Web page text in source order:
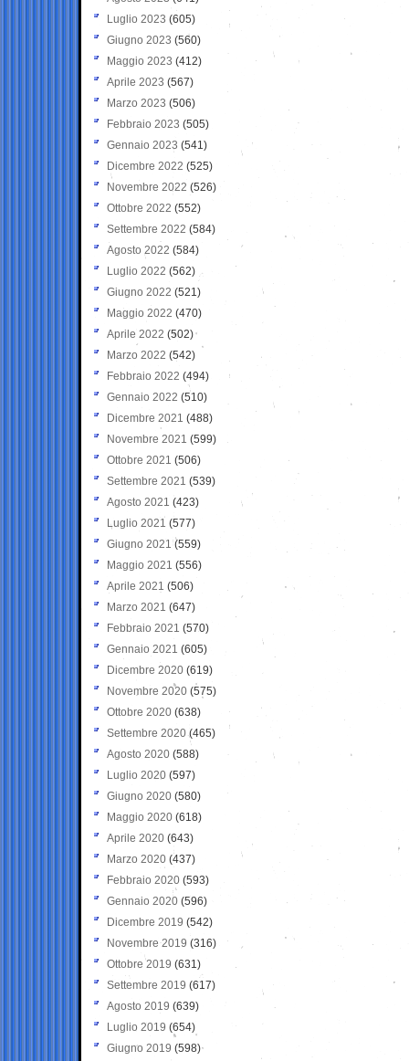
Luglio 2023 (605)
Giugno 2023 (560)
Maggio 2023 (412)
Aprile 2023 (567)
Marzo 2023 (506)
Febbraio 2023 (505)
Gennaio 2023 (541)
Dicembre 2022 (525)
Novembre 2022 (526)
Ottobre 2022 (552)
Settembre 2022 (584)
Agosto 2022 (584)
Luglio 2022 (562)
Giugno 2022 (521)
Maggio 2022 (470)
Aprile 2022 (502)
Marzo 2022 (542)
Febbraio 2022 (494)
Gennaio 2022 (510)
Dicembre 2021 (488)
Novembre 2021 (599)
Ottobre 2021 (506)
Settembre 2021 (539)
Agosto 2021 (423)
Luglio 2021 (577)
Giugno 2021(559)
Maggio 2021 (556)
Aprile 2021 (506)
Marzo 2021 (647)
Febbraio 2021 (570)
Gennaio 2021 (605)
Dicembre 2020 (619)
Novembre 2020 (575)
Ottobre 2020 (638)
Settembre 2020(465)
Agosto 2020 (588)
Luglio 2020 (597)
Giugno 2020 (580)
Maggio 2020 (618)
Aprile 2020 (643)
Marzo 2020 (437)
Febbraio 2020 (593)
Gennaio 2020 (596)
Dicembre 2019 (542)
Novembre 2019 (316)
Ottobre 2019 (631)
Settembre 2019 (617)
Agosto 2019 (639)
Luglio 2019 (654)
Giugno 2019 (598)